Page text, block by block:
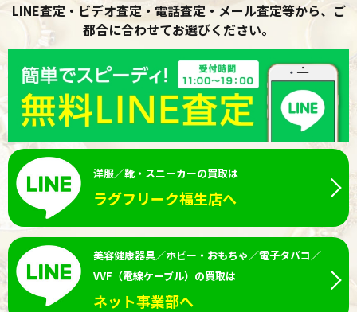
LINE査定・ビデオ査定・電話査定・メール査定等から、ご
都合に合わせてお選びください。
洋服／靴・スニーカーの買取は
ラグフリーク福生店へ
美容健康器具／ホビー・おもちゃ／電子タバコ／
VVF（電線ケーブル）の買取は
ネット事業部へ